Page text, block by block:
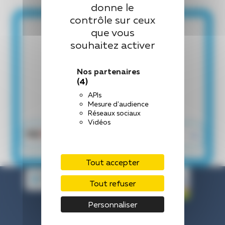
donne le
contrôle sur ceux
que vous
souhaitez activer
Nos partenaires
(4)
APIs
Mesure d'audience
Réseaux sociaux
Vidéos
Tout accepter
Tout refuser
Personnaliser